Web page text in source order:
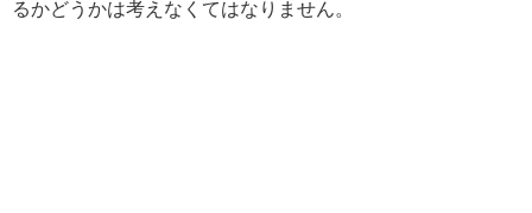
るかどうかは考えなくてはなりません。